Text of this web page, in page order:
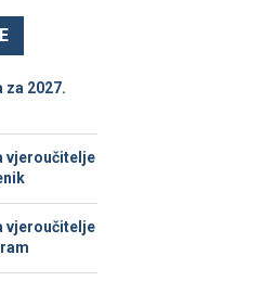
C
2027.
vjeroučitelje
vjeroučitelje